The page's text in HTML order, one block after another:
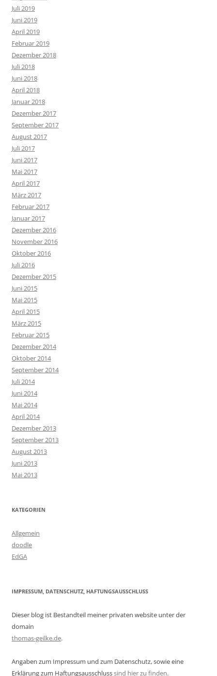
Juli 2019
Juni 2019
April 2019
Februar 2019
Dezember 2018
Juli 2018
Juni 2018
April 2018
Januar 2018
Dezember 2017
September 2017
August 2017
Juli 2017
Juni 2017
Mai 2017
April 2017
März 2017
Februar 2017
Januar 2017
Dezember 2016
November 2016
Oktober 2016
Juli 2016
Dezember 2015
Juni 2015
Mai 2015
April 2015
März 2015
Februar 2015
Dezember 2014
Oktober 2014
September 2014
Juli 2014
Juni 2014
Mai 2014
April 2014
Dezember 2013
September 2013
August 2013
Juni 2013
Mai 2013
KATEGORIEN
Allgemein
doodle
EdGA
IMPRESSUM, DATENSCHUTZ, HAFTUNGSAUSSCHLUSS
Dieser blog ist Bestandteil meiner privaten website unter der
domain
thomas-geilke.de.
Angaben zum Impressum und zum Datenschutz, sowie eine
Erklärung zum Haftungsausschlusssind hier zu finden.